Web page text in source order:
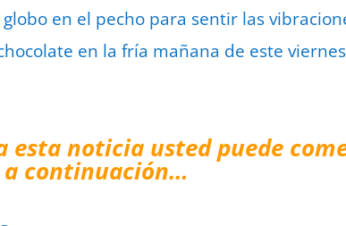
en el pecho para sentir las
en la fría mañana de este
esta noticia usted puede
a continuación…